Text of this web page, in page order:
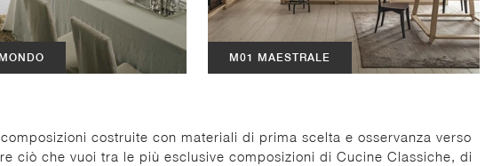
M01 MAESTRALE
costruite con materiali di prima scelta e osservanza verso
ciò che vuoi tra le più esclusive composizioni di Cucine Classiche, di